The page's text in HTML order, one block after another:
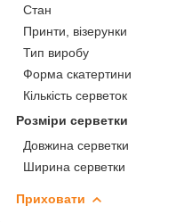
Стан
Принти, візерунки
Тип виробу
Форма скатертини
Кількість серветок
Розміри серветки
Довжина серветки
Ширина серветки
Приховати